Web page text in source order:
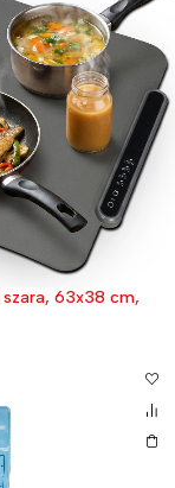
63x38 cm,